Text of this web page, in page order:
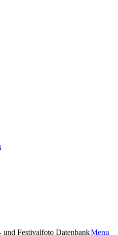
Festivalfoto DatenbankMenu